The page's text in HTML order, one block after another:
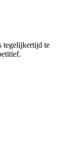
tegelijkertijd te